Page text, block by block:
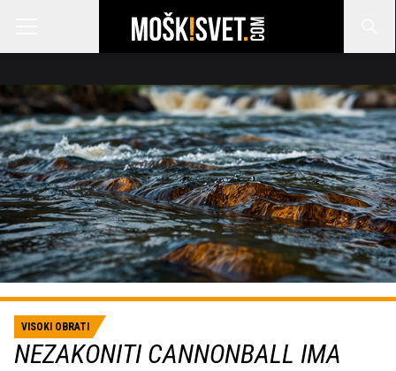
VISOKI OBRATI
NEZAKONITI CANNONBALL IMA